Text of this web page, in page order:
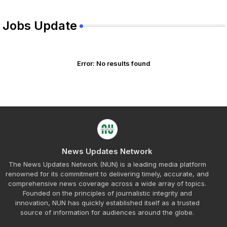
Jobs Update
Error: No results found
News Updates Network
The News Updates Network (NUN) is a leading media platform
renowned for its commitment to delivering timely, accurate, and
comprehensive news coverage across a wide array of topics.
Founded on the principles of journalistic integrity and
innovation, NUN has quickly established itself as a trusted
source of information for audiences around the globe.